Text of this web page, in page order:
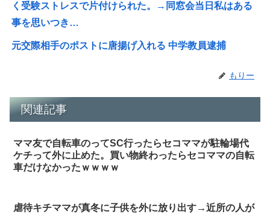
く受験ストレスで片付けられた。→同窓会当日私はある
事を思いつき…
元交際相手のポストに唐揚げ入れる 中学教員逮捕
もりー
関連記事
ママ友で自転車のってSC行ったらセコママが駐輪場代
ケチって外に止めた。買い物終わったらセコママの自転
車だけなかったｗｗｗｗ
虐待キチママが真冬に子供を外に放り出す→近所の人が